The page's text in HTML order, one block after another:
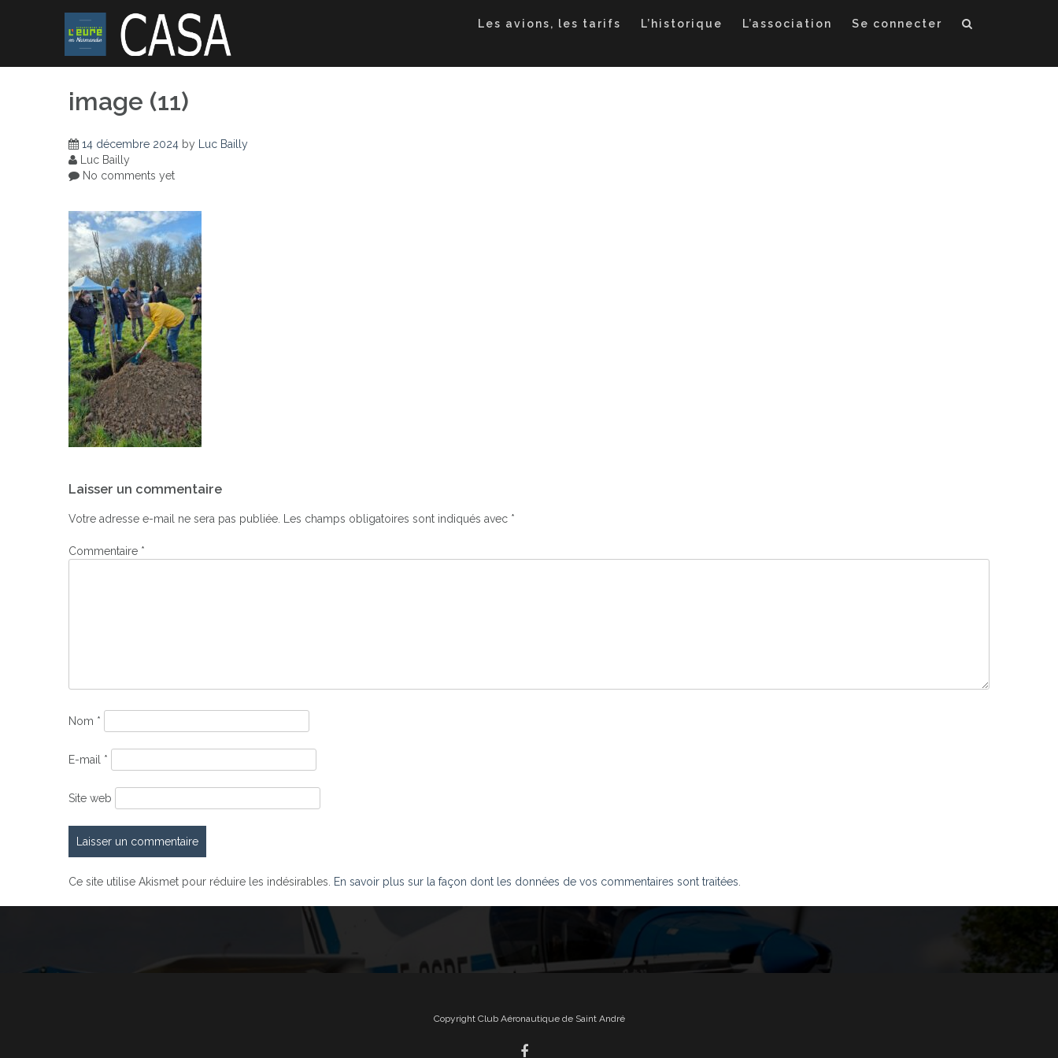
Les avions, les tarifs L’historique L’association Se connecter
image (11)
14 décembre 2024 by
Luc Bailly
Luc Bailly
No comments yet
de
l’article
Laisser un commentaire
Votre adresse e-mail ne sera pas publiée. Les champs obligatoires sont indiqués avec *
Commentaire *
Nom *
E-mail *
Site web
Ce site utilise Akismet pour réduire les indésirables. En savoir plus sur la façon dont les données de vos commentaires sont traitées.
Copyright Club Aéronautique de Saint André